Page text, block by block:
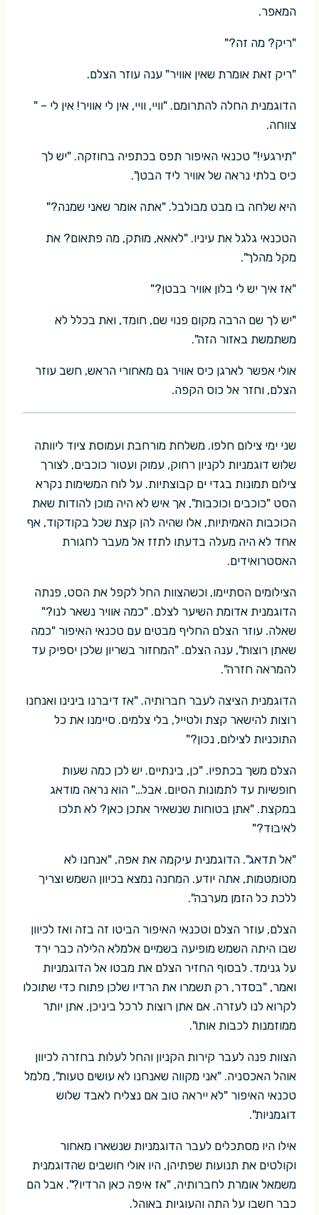
המאפר.
"ריק? מה זה?"
"ריק זאת אומרת שאין אוויר" ענה עוזר הצלם.
הדוגמנית החלה להתרומם. "וויי, וויי, אין לי אוויר! אין לי – "
צווחה.
"תירגעי!" טכנאי האיפור תפס בכתפיה בחוזקה. "יש לך
כיס בלתי נראה של אוויר ליד הבטן".
היא שלחה בו מבט מבולבל. "אתה אומר שאני שמנה?"
הטכנאי גלגל את עיניו. "לאאא, מותק, מה פתאום? את
מקל מהלך".
"אז איך יש לי בלון אוויר בבטן?"
"יש לך שם הרבה מקום פנוי שם, חומד, ואת בכלל לא
משתמשת באזור הזה".
אולי אפשר לארגן כיס אוויר גם מאחורי הראש, חשב עוזר
הצלם, וחזר אל כוס הקפה.
שני ימי צילום חלפו. משלחת מורחבת ועמוסת ציוד ליוותה
שלוש דוגמניות לקניון רחוק, עמוק ועטור כוכבים, לצורך
צילום תמונות בגדי ים קבוצתיות. על לוח המשימות נקרא
הסט "כוכבים וכוכבות", אך איש לא היה מוכן להודות שאת
הכוכבות האמיתיות, אלו שהיה להן קצת שכל בקודקוד, אף
אחד לא היה מעלה בדעתו לתזז אל מעבר לחגורת
האסטרואידים.
הצילומים הסתיימו, וכשהצוות החל לקפל את הסט, פנתה
הדוגמנית אדומת השיער לצלם. "כמה אוויר נשאר לנו?"
שאלה. עוזר הצלם החליף מבטים עם טכנאי האיפור "כמה
שאתן רוצות", ענה הצלם. "המחזור בשריון שלכן יספיק עד
להמראה חזרה".
הדוגמנית הציצה לעבר חברותיה. "אז דיברנו בינינו ואנחנו
רוצות להישאר קצת ולטייל, בלי צלמים. סיימנו את כל
התוכניות לצילום, נכון?"
הצלם משך בכתפיו. "כן, בינתיים. יש לכן כמה שעות
חופשיות עד לתמונות הסיום. אבל…" הוא נראה מודאג
במקצת. "אתן בטוחות שנשאיר אתכן כאן? לא תלכו
לאיבוד?"
"אל תדאג". הדוגמנית עיקמה את אפה, "אנחנו לא
מטומטמות, אתה יודע. המחנה נמצא בכיוון השמש וצריך
ללכת כל הזמן מערבה".
הצלם, עוזר הצלם וטכנאי האיפור הביטו זה בזה ואז לכיוון
שבו היתה השמש מופיעה בשמיים אלמלא הלילה כבר ירד
על גנימד. לבסוף החזיר הצלם את מבטו אל הדוגמניות
ואמר, "בסדר, רק תשמרו את הרדיו שלכן פתוח כדי שתוכלו
לקרוא לנו לעזרה. אם אתן רוצות לרכל ביניכן, אתן יותר
ממוזמנות לכבות אותו".
הצוות פנה לעבר קירות הקניון והחל לעלות בחזרה לכיוון
אוהל האכסניה. "אני מקווה שאנחנו לא עושים טעות", מלמל
טכנאי האיפור "לא ייראה טוב אם נצליח לאבד שלוש
דוגמניות".
אילו היו מסתכלים לעבר הדוגמניות שנשארו מאחור
וקולטים את תנועות שפתיהן, היו אולי חושבים שהדוגמנית
משמאל אומרת לחברותיה, "אז איפה כאן הרדיו?". אבל הם
כבר חשבו על התה והעוגיות באוהל.